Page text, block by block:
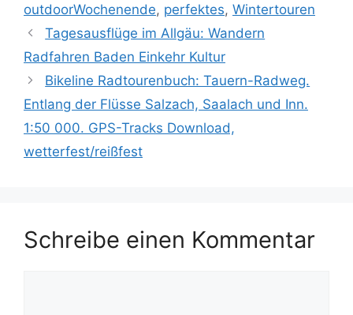
outdoorWochenende, perfektes, Wintertouren
Tagesausflüge im Allgäu: Wandern
Radfahren Baden Einkehr Kultur
Bikeline Radtourenbuch: Tauern-Radweg.
Entlang der Flüsse Salzach, Saalach und Inn.
1:50 000. GPS-Tracks Download,
wetterfest/reißfest
Schreibe einen Kommentar